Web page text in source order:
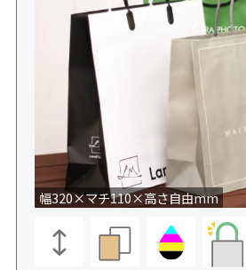
幅320×マチ110×高さ自由mm